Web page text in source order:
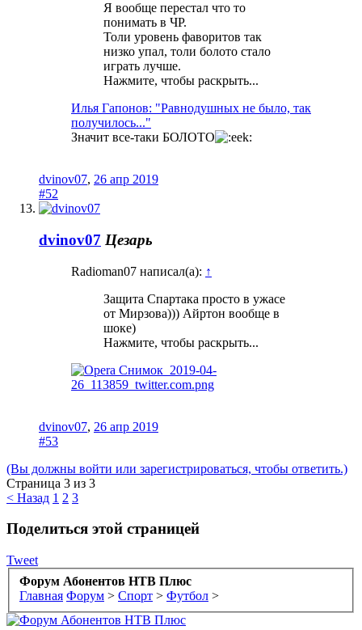
Я вообще перестал что то
понимать в ЧР.
Толи уровень фаворитов так
низко упал, толи болото стало
играть лучше.
Нажмите, чтобы раскрыть...
Илья Гапонов: "Равнодушных не было, так
получилось..."
Значит все-таки БОЛОТО
dvinov07, 26 апр 2019
#52
dvinov07 Цезарь
Radioman07 написал(а): ↑
Защита Спартака просто в ужасе
от Мирзова))) Айртон вообще в
шоке)
Нажмите, чтобы раскрыть...
dvinov07, 26 апр 2019
#53
(Вы должны войти или зарегистрироваться, чтобы ответить.)
Страница 3 из 3
< Назад 1 2 3
Поделиться этой страницей
Tweet
Форум Абонентов НТВ Плюс
Главная Форум > Спорт > Футбол >